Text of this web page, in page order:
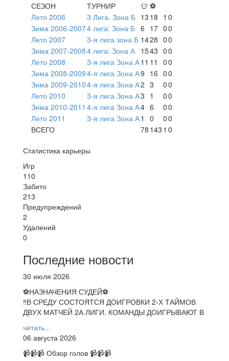
СЕЗОН
ТУРНИР 👕 ⚽
Лето 2006
3 Лига. Зона Б 13 18 1 0
Зима 2006-20074 лига: Зона Б 6 17 00
Лето 2007
3-я лига зона Б 1428 00
Зима 2007-20084 лига: Зона А 1543 00
Лето 2008
3-я лига Зона А11 11 00
Зима 2008-20094-я лига Зона А9 16 00
Зима 2009-20104-я лига Зона А2 3 00
Лето 2010
3-я лига Зона А3 1 00
Зима 2010-2011 4-я лига Зона А4 6 00
Лето 2011
3-я лига Зона А1 0 00
ВСЕГО
78 143 1 0
Статистика карьеры
Игр
110
Забито
213
Предупреждений
2
Удалений
0
Последние новости
30 июля 2026
⚽НАЗНАЧЕНИЯ СУДЕЙ⚽
‼В СРЕДУ СОСТОЯТСЯ ДОИГРОВКИ 2-Х ТАЙМОВ
ДВУХ МАТЧЕЙ 2А ЛИГИ. КОМАНДЫ ДОИГРЫВАЮТ В
читать...
06 августа 2026
📹📹📹 Обзор голов 📹📹📹